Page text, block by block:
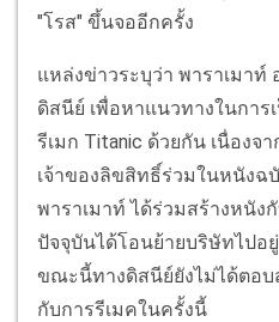
"โรส" ขึ้นจออีกครั้ง
แหล่งข่าวระบุว่า พาราเมาท์
ดิสนีย์ เพื่อหาแนวทางในกา
รีเมก Titanic ด้วยกัน เนื่องจ
เจ้าของลิขสิทธิ์ร่วมในหนังฉ
พาราเมาท์ ได้ร่วมสร้างหนัง
ปัจจุบันได้โอนย้ายบริษัทไปอ
ขณะนี้ทางดิสนีย์ยังไม่ได้ตอบ
กับการรีเมคในครั้งนี้